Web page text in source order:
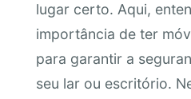
lugar certo. Aqui,
importância de ter
para garantir a
seu lar ou escritório.